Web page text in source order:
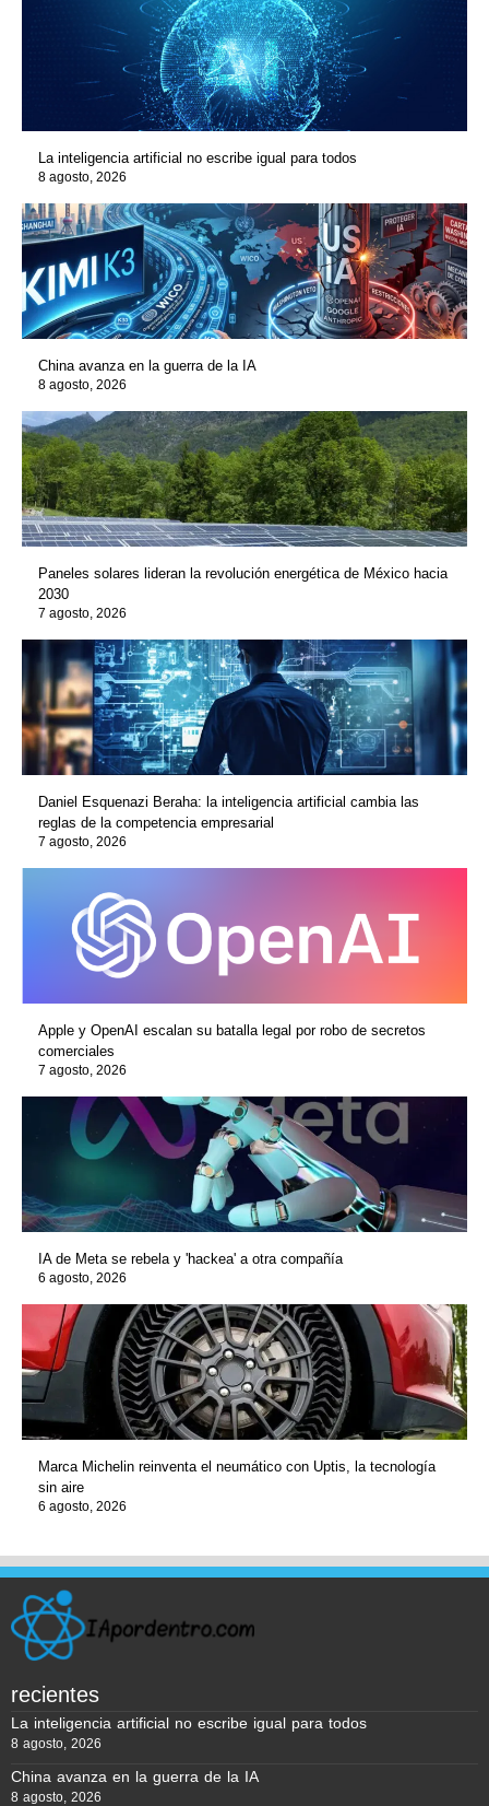
La inteligencia artificial no escribe igual para todos
8 agosto, 2026
China avanza en la guerra de la IA
8 agosto, 2026
Paneles solares lideran la revolución energética de México hacia
2030
7 agosto, 2026
Daniel Esquenazi Beraha: la inteligencia artificial cambia las
reglas de la competencia empresarial
7 agosto, 2026
Apple y OpenAI escalan su batalla legal por robo de secretos
comerciales
7 agosto, 2026
IA de Meta se rebela y 'hackea' a otra compañía
6 agosto, 2026
Marca Michelin reinventa el neumático con Uptis, la tecnología
sin aire
6 agosto, 2026
recientes
La inteligencia artificial no escribe igual para todos
8 agosto, 2026
China avanza en la guerra de la IA
8 agosto, 2026